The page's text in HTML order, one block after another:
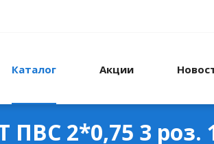
Каталог Акции
2*0,75 3 роз.